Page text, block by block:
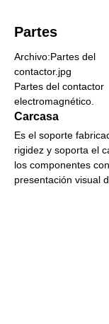
Partes
Archivo:Partes del
contactor.jpg
Partes del contactor
electromagnético.
Carcasa
Es el soporte
rigidez y soporta el
los componentes
presentación visual